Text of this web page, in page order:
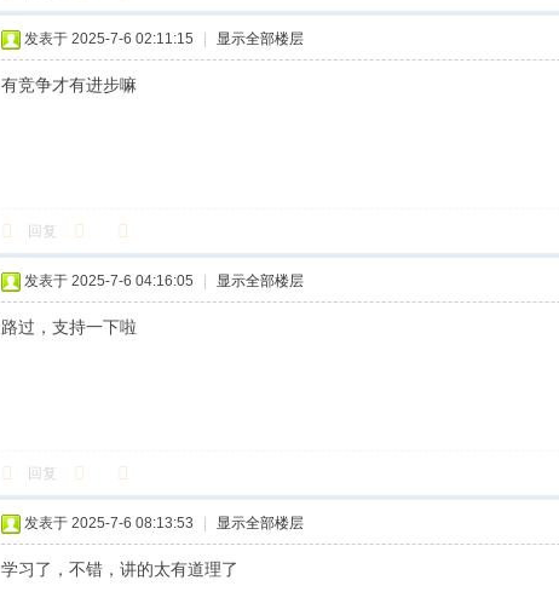
发表于 2025-7-6 02:11:15 显示全部楼层
有竞争才有进步嘛
回复
发表于 2025-7-6 04:16:05 显示全部楼层
路过，支持一下啦
回复
发表于 2025-7-6 08:13:53 显示全部楼层
学习了，不错，讲的太有道理了